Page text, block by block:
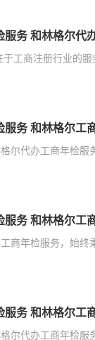
服务 和林格尔代
工商注册行业的
服务 和林格尔工
尔代办工商年检
服务 和林格尔工
商年检服务，始终
服务 和林格尔工
尔代办工商年检